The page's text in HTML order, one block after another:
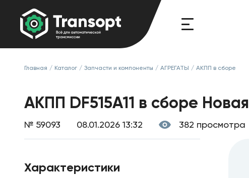
Главная / Каталог / Запчасти и компоненты / АГРЕГАТЫ / АКПП в сборе
АКПП DF515A11 в сборе Новая
№ 59093 08.01.2026 13:32 382 просмотра
Характеристики